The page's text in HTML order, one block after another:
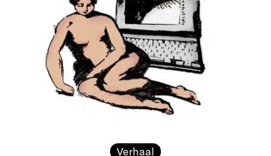
Verhaal